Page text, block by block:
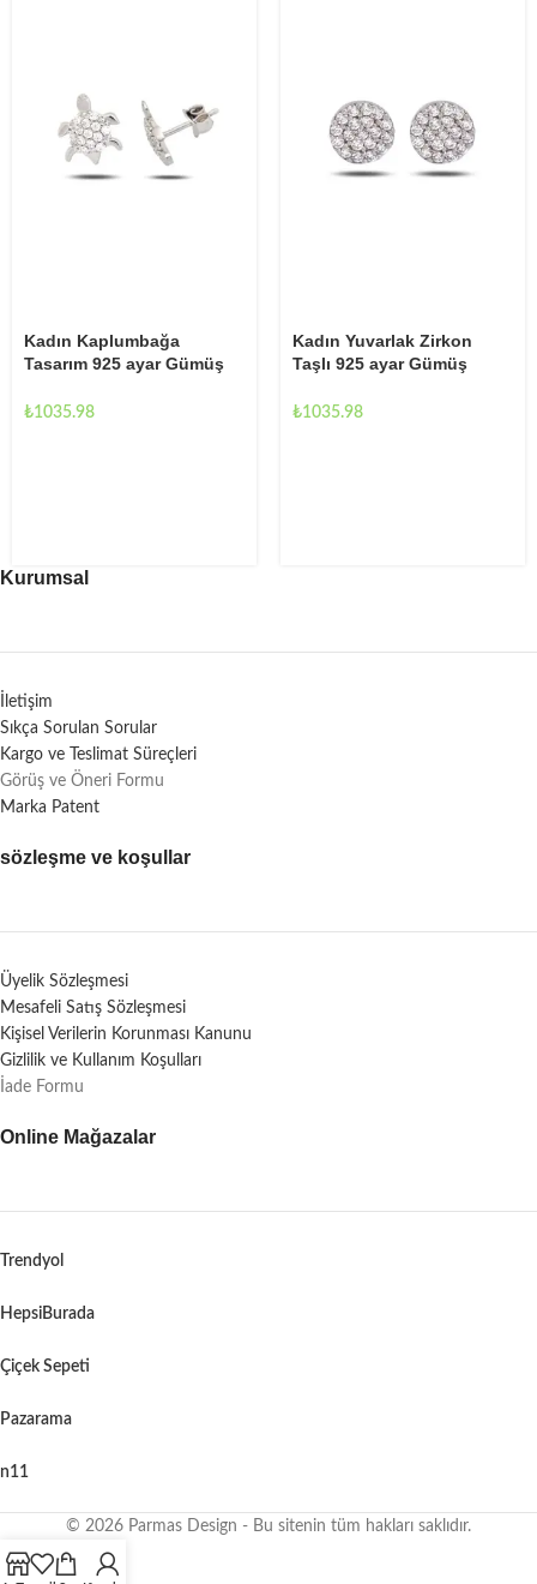
Kadın Kaplumbağa
Tasarım 925 ayar Gümüş
₺1035.98
Kadın Yuvarlak Zirkon
Taşlı 925 ayar Gümüş
₺1035.98
Kurumsal
İletişim
Sıkça Sorulan Sorular
Kargo ve Teslimat Süreçleri
Görüş ve Öneri Formu
Marka Patent
sözleşme ve koşullar
Üyelik Sözleşmesi
Mesafeli Satış Sözleşmesi
Kişisel Verilerin Korunması Kanunu
Gizlilik ve Kullanım Koşulları
İade Formu
Online Mağazalar
Trendyol
HepsiBurada
Çiçek Sepeti
Pazarama
n11
© 2026 Parmas Design - Bu sitenin tüm hakları saklıdır.
When autocomplete results are available use up and down arrows to